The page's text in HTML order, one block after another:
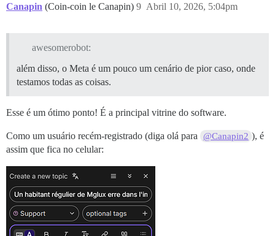
Canapin (Coin-coin le Canapin) Abril 10, 2026, 5:04pm
9
awesomerobot:
além disso, o Meta é um pouco um cenário de pior caso, onde
testamos todas as coisas.
Esse é um ótimo ponto! É a principal vitrine do software.
Como um usuário recém-registrado (diga olá para @Canapin2 ), é
assim que fica no celular: